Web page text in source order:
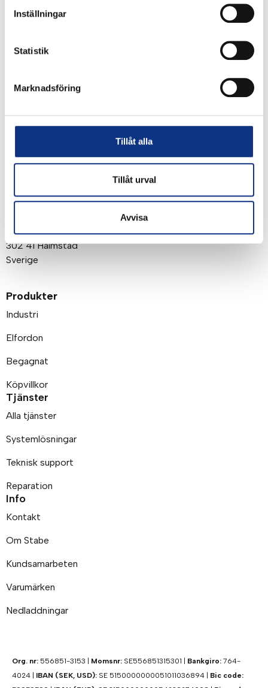
Inställningar
Statistik
Marknadsföring
Tillåt alla
Tillåt urval
Avvisa
Genom att klicka på “Signa upp” dig bekräftar du
att du godkänner våra
Post- och besöksadress
Karlsrovägen 60
302 41 Halmstad
Sverige
Produkter
Industri
Elfordon
Begagnat
Köpvillkor
Tjänster
Alla tjänster
Systemlösningar
Teknisk support
Reparation
Info
Kontakt
Om Stabe
Kundsamarbeten
Varumärken
Nedladdningar
Org. nr: 556851-3153 | Momsnr: SE556851315301 | Bankgiro: 764-
4024 | IBAN (SEK, USD): SE 5150000000051011036894 | Bic code: